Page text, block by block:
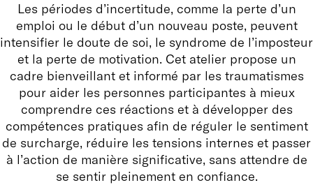
Les périodes d’incertitude, comme la perte d’un
emploi ou le début d’un nouveau poste, peuvent
intensifier le doute de soi, le syndrome de l’imposteur
et la perte de motivation. Cet atelier propose un
cadre bienveillant et informé par les traumatismes
pour aider les personnes participantes à mieux
comprendre ces réactions et à développer des
compétences pratiques afin de réguler le sentiment
de surcharge, réduire les tensions internes et passer
à l’action de manière significative, sans attendre de
se sentir pleinement en confiance.